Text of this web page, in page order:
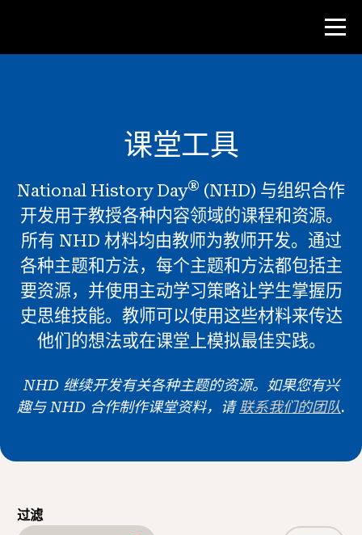
课堂工具
培训班
研究所
教学研究技能
为 NHD 学生提供建议
新闻与事件
®
课堂工具
National History Day® (NHD) 与组织合作
开发用于教授各种内容领域的课程和资源。
所有 NHD 材料均由教师为教师开发。通过
各种主题和方法，每个主题和方法都包括主
要资源，并使用主动学习策略让学生掌握历
史思维技能。教师可以使用这些材料来传达
他们的想法或在课堂上模拟最佳实践。
NHD 继续开发有关各种主题的资源。如果您有兴
趣与 NHD 合作制作课堂资料，请联系我们的团队.
过滤